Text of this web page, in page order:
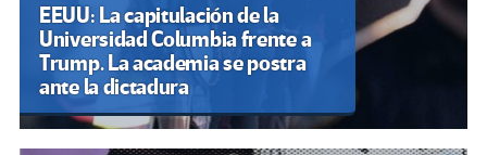
EEUU: La capitulación de la
Universidad Columbia frente a
Trump. La academia se postra
ante la dictadura